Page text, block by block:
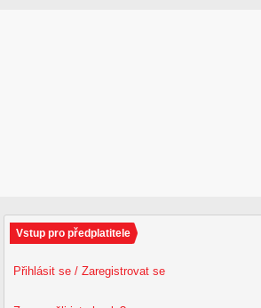
Vstup pro předplatitele
Přihlásit se / Zaregistrovat se